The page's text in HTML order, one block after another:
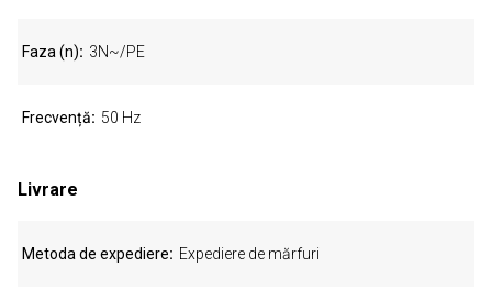
Faza (n) 3N~/PE
Frecvență 50 Hz
Livrare
Metoda de expediere Expediere de mărfuri